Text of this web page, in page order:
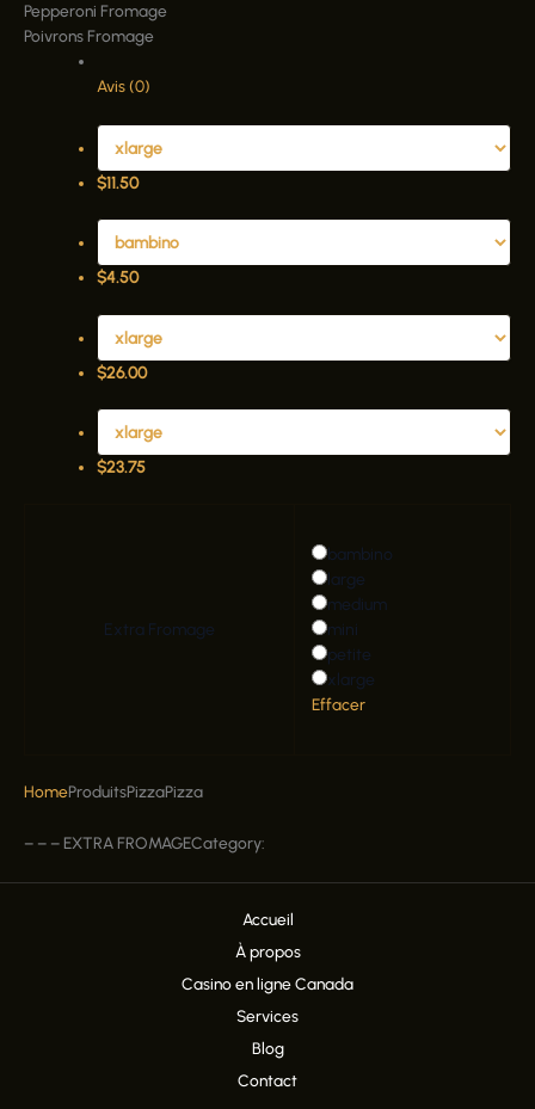
Pepperoni Fromage
Poivrons Fromage
Avis (0)
$11.50
$4.50
$26.00
$23.75
Extra Fromage
bambino
large
medium
mini
petite
xlarge
Effacer
HomeProduitsPizzaPizza
– – – EXTRA FROMAGECategory:
Accueil
À propos
Casino en ligne Canada
Services
Blog
Contact